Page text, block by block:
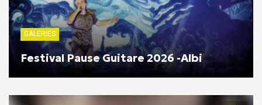
GALERIES
Festival Pause Guitare 2026 -Albi